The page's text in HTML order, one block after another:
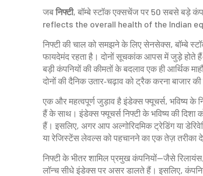
जबनिफ्टी,बॉम्बे स्टॉक एक्सचेंज पर 50 सबसे बड़े
reflects the overall health of the Indian
निफ्टी की चाल को समझने के लिएसेनसेक्स,बॉम्बे
फायदेमंद रहता है। दोनों सूचकांक आपस में जुड़े होते
बड़ी कंपनियों की कीमतों के बदलाव एक ही आर्थिक
दोनों की दैनिक उतार‑चढ़ाव को ट्रैक करना बाजार
एक और महत्वपूर्ण जुड़ाव हैइंडेक्स फ्यूचर्स, भविष्य के
हैंके साथ। इंडेक्स फ्यूचर्स निफ्टी के भविष्य की दिशा
हैं। इसलिए, अगर आप अल्गोरिदमिक ट्रेडिंग या
या रेजिस्टेंस लेवल्स को पहचानने का एक तेज़ तरीका
निफ्टी के भीतर शामिल प्रमुख कंपनियों—जैसे रिलायंस,
लॉन्च सीधे इंडेक्स पर असर डालते हैं। इसलिए, कंपनियों